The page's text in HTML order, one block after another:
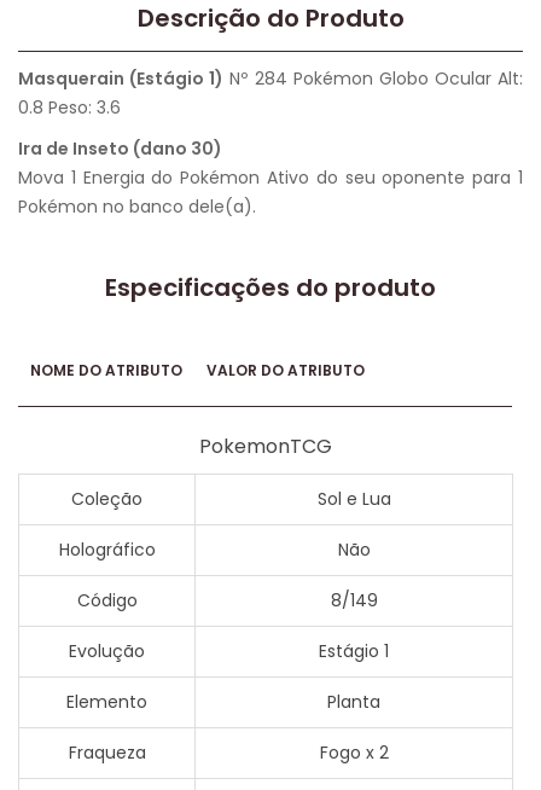
Descrição do Produto
Masquerain (Estágio 1) Nº 284 Pokémon Globo Ocular Alt:
0.8 Peso: 3.6
Ira de Inseto (dano 30)
Mova 1 Energia do Pokémon Ativo do seu oponente para 1
Pokémon no banco dele(a).
Especificações do produto
NOME DO ATRIBUTO VALOR DO ATRIBUTO
PokemonTCG
Coleção Sol e Lua
Holográfico Não
Código 8/149
Evolução Estágio 1
Elemento Planta
Fraqueza Fogo x 2